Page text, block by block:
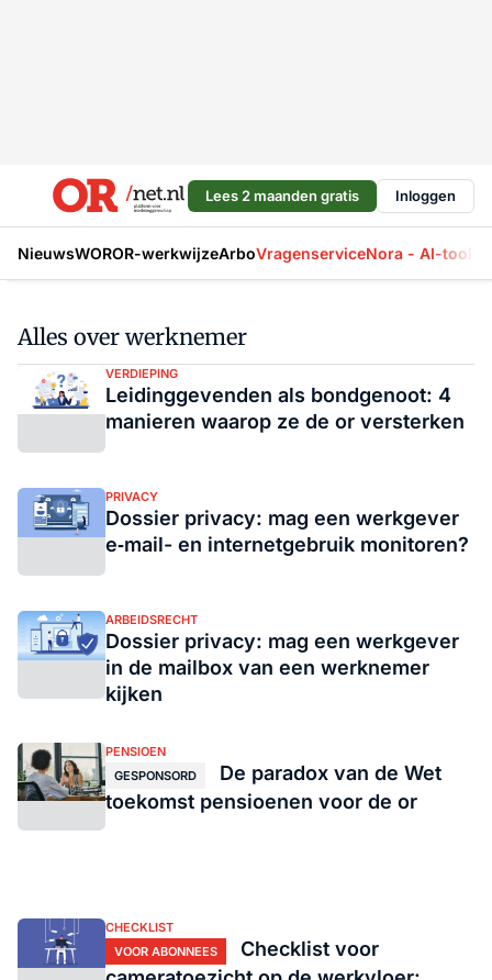
Lees 2 maanden gratis Inloggen
NieuwsWOROR-werkwijzeArboVragenserviceNora - AI-tool
Alles over werknemer
VERDIEPING
Leidinggevenden als bondgenoot: 4
manieren waarop ze de or versterken
PRIVACY
Dossier privacy: mag een werkgever
e‑mail- en internetgebruik monitoren?
ARBEIDSRECHT
Dossier privacy: mag een werkgever
in de mailbox van een werknemer
kijken
PENSIOEN
GESPONSORD
De paradox van de Wet
toekomst pensioenen voor de or
CHECKLIST
VOOR ABONNEES
Checklist voor